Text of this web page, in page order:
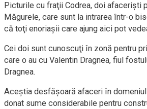
Picturile cu fraţii Codrea, doi afacerişti
Măgurele, care sunt la intrarea într-o
că toţi enoriaşii care ajung aici pot
Cei doi sunt cunoscuţi în zonă pentru
care o au cu Valentin Dragnea, fiul
Dragnea.
Aceştia desfăşoară afaceri în
donat sume considerabile pentru